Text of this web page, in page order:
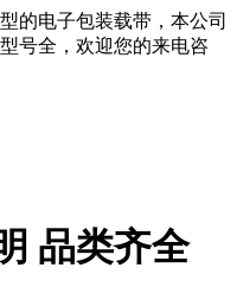
的电子包装载带，本公司
号全，欢迎您的来电咨
品类齐全